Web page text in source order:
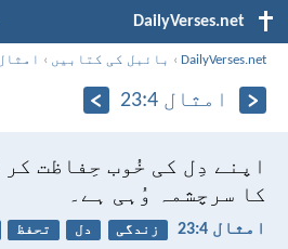
DailyVerses.net
DailyVerses.net
› بائبل کی کتابیں ›
امثال 4:‏23
اپنے دِل کی خُوب حِفاظت
کا سرچشمہ وُہی ہے۔
امثال 4:‏23 زندگی دل تحفظ